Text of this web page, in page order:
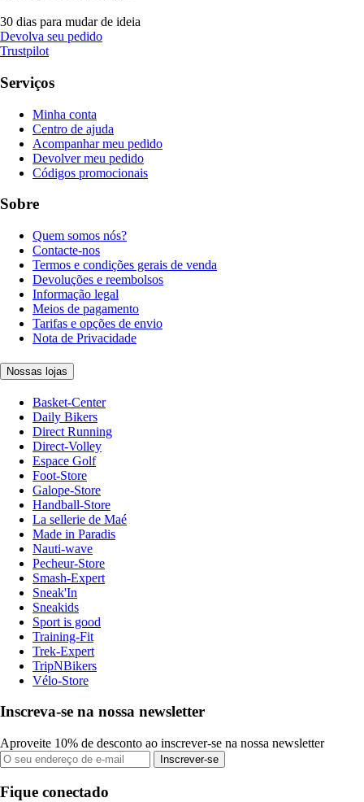
30 dias para mudar de ideia
Devolva seu pedido
Trustpilot
Serviços
Minha conta
Centro de ajuda
Acompanhar meu pedido
Devolver meu pedido
Códigos promocionais
Sobre
Quem somos nós?
Contacte-nos
Termos e condições gerais de venda
Devoluções e reembolsos
Informação legal
Meios de pagamento
Tarifas e opções de envio
Nota de Privacidade
Nossas lojas
Basket-Center
Daily Bikers
Direct Running
Direct-Volley
Espace Golf
Foot-Store
Galope-Store
Handball-Store
La sellerie de Maé
Made in Paradis
Nauti-wave
Pecheur-Store
Smash-Expert
Sneak'In
Sneakids
Sport is good
Training-Fit
Trek-Expert
TripNBikers
Vélo-Store
Inscreva-se na nossa newsletter
Aproveite 10% de desconto ao inscrever-se na nossa newsletter
Inscrever-se
Fique conectado